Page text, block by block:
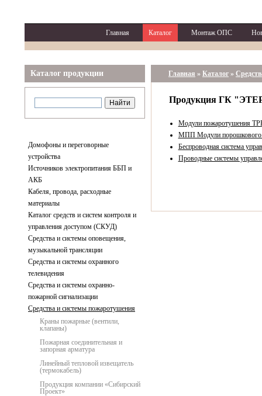
Главная Каталог Монтаж ОПС
Каталог продукции
Домофоны и переговорные
устройства
Источников электропитания ББП и
АКБ
Кабеля, провода, расходные
материалы
Каталог средств и систем контроля и
управления доступом (СКУД)
Средства и системы оповещения,
музыкальной трансляции
Средства и системы охранного
телевидения
Средства и системы охранно-
пожарной сигнализации
Средства и системы пожаротушения
Краны пожарные (вентили,
клапаны)
Пожарная соединительная и
запорная арматура
Линейный тепловой извещатель
(термокабель)
Продукция компании «Сибирский
Проект»
Главная » Каталог »
Продукция ГК
Модули пожаротушения
МПП Модули
Беспроводная система
Проводные системы